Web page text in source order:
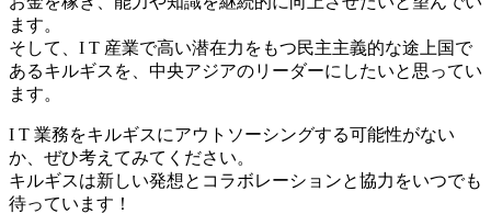
ます。
そして、I T 産業で高い潜在力をもつ民主主義的な途上国で
あるキルギスを、中央アジアのリーダーにしたいと思ってい
ます。
I T 業務をキルギスにアウトソーシングする可能性がない
か、ぜひ考えてみてください。
キルギスは新しい発想とコラボレーションと協力をいつでも
待っています！